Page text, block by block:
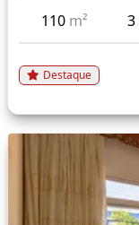
110 m² 3
Destaque